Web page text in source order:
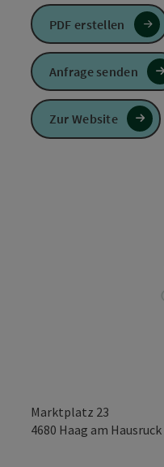
Marktplatz 23
4680 Haag am Hausruck
PDF erstellen
Anfrage senden
Zur Website